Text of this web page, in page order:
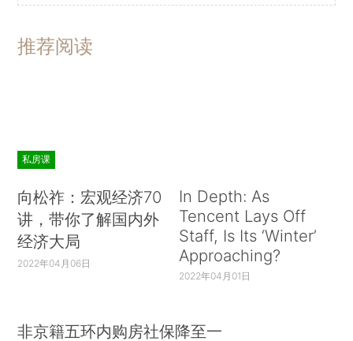
推荐阅读
私房课
向松祚：宏观经济70
讲，带你了解国内外
经济大局
2022年04月06日
In Depth: As
Tencent Lays Off
Staff, Is Its ‘Winter’
Approaching?
2022年04月01日
非京籍五环内购房社保降至一